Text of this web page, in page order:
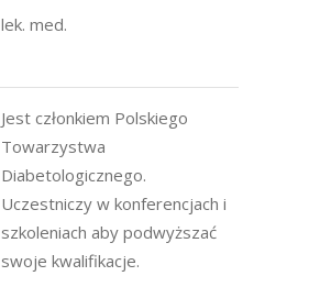
lek. med.
Jest członkiem Polskiego
Towarzystwa
Diabetologicznego.
Uczestniczy w konferencjach i
szkoleniach aby podwyższać
swoje kwalifikacje.